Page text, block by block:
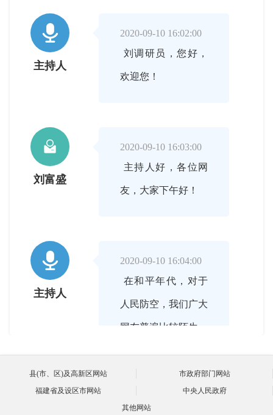

主持人
2020-09-10 16:02:00
刘调研员，您好，
欢迎您！

刘富盛
2020-09-10 16:03:00
主持人好，各位网
友，大家下午好！

主持人
2020-09-10 16:04:00
在和平年代，对于
人民防空，我们广大
网友普遍比较陌生，
单介绍一下什么是人
县(市、区)及高新区网站
市政府部门网站
福建省及设区市网站
中央人民政府
其他网站